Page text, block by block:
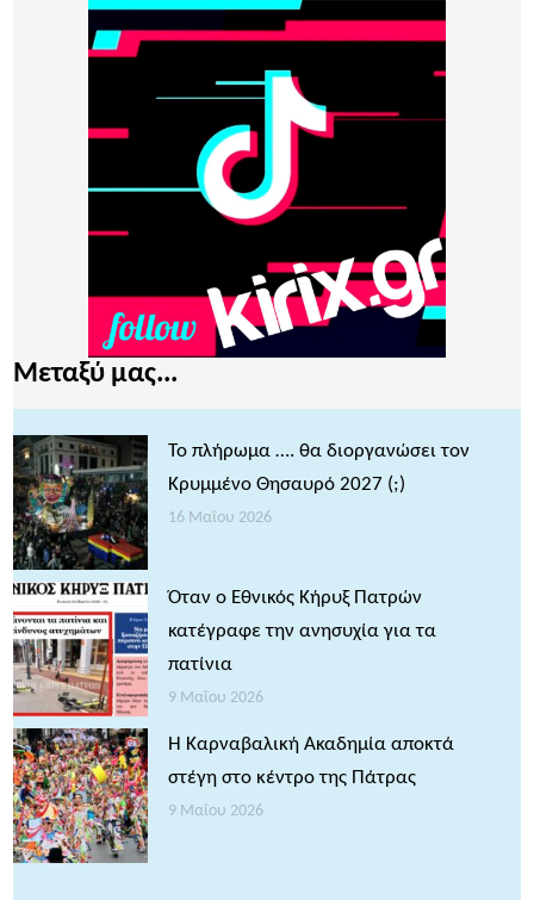
Μεταξύ μας...
Το πλήρωμα …. θα διοργανώσει τον
Κρυμμένο Θησαυρό 2027 (;)
16 Μαΐου 2026
Όταν ο Εθνικός Κήρυξ Πατρών
κατέγραφε την ανησυχία για τα
πατίνια
9 Μαΐου 2026
Η Καρναβαλική Ακαδημία αποκτά
στέγη στο κέντρο της Πάτρας
9 Μαΐου 2026